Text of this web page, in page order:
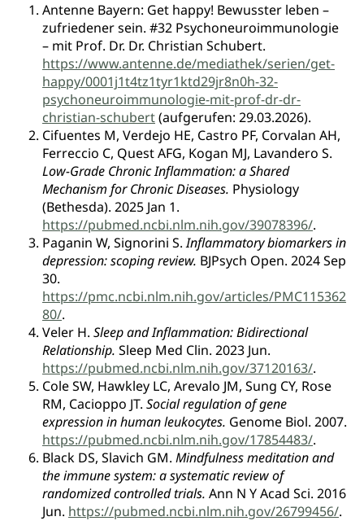
Antenne Bayern: Get happy! Bewusster leben –
zufriedener sein. #32 Psychoneuroimmunologie
– mit Prof. Dr. Dr. Christian Schubert.
https://www.antenne.de/mediathek/serien/get-
happy/0001j1t4tz1tyr1ktd29jr8n0h-32-
psychoneuroimmunologie-mit-prof-dr-dr-
christian-schubert(aufgerufen: 29.03.2026).
Cifuentes M, Verdejo HE, Castro PF, Corvalan AH,
Ferreccio C, Quest AFG, Kogan MJ, Lavandero S.
Low-Grade Chronic Inflammation: a Shared
Mechanism for Chronic Diseases. Physiology
(Bethesda). 2025 Jan 1.
https://pubmed.ncbi.nlm.nih.gov/39078396/.
Paganin W, Signorini S.Inflammatory biomarkers in
depression: scoping review. BJPsych Open. 2024 Sep
30.
https://pmc.ncbi.nlm.nih.gov/articles/PMC115362
80/.
Veler H. Sleep and Inflammation: Bidirectional
Relationship. Sleep Med Clin. 2023 Jun.
https://pubmed.ncbi.nlm.nih.gov/37120163/.
Cole SW, Hawkley LC, Arevalo JM, Sung CY, Rose
RM, Cacioppo JT. Social regulation of gene
expression in human leukocytes. Genome Biol. 2007.
https://pubmed.ncbi.nlm.nih.gov/17854483/.
Black DS, Slavich GM. Mindfulness meditation and
the immune system: a systematic review of
randomized controlled trials. Ann N Y Acad Sci. 2016
Jun. https://pubmed.ncbi.nlm.nih.gov/26799456/.